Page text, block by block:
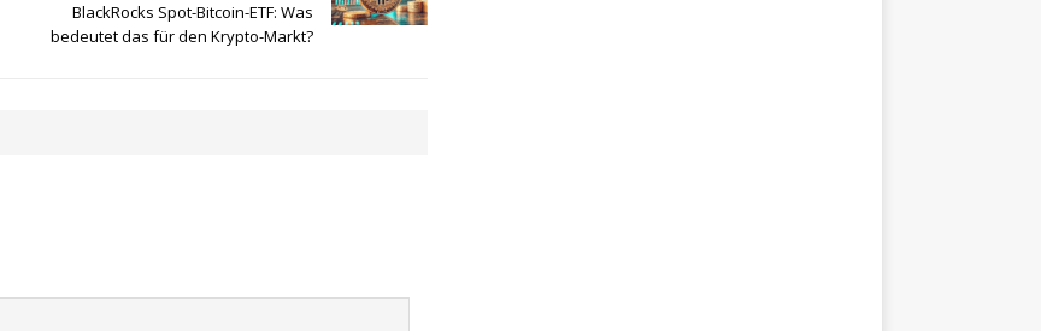
BlackRocks Spot-Bitcoin-ETF: Was
bedeutet das für den Krypto-Markt?